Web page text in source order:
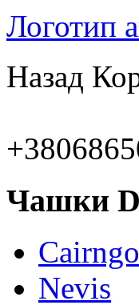
Логотип
Назад
Чашки
Nevis